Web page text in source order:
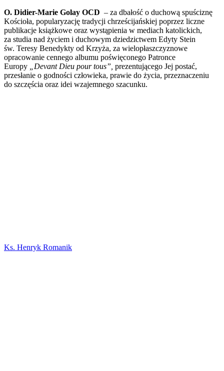
O. Didier-Marie Golay OCD – za dbałość o duchową spuściznę
Kościoła, popularyzację tradycji chrześcijańskiej poprzez liczne
publikacje książkowe oraz wystąpienia w mediach katolickich,
za studia nad życiem i duchowym dziedzictwem Edyty Stein
św. Teresy Benedykty od Krzyża, za wielopłaszczyznowe
opracowanie cennego albumu poświęconego Patronce
Europy
„Devant Dieu pour tous”, prezentującego Jej postać,
przesłanie o godności człowieka, prawie do życia, przeznaczeniu
do szczęścia oraz idei wzajemnego szacunku.
Ks. Henryk Romanik